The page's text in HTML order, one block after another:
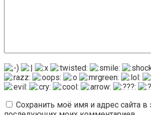
Сохранить моё имя и адрес сайта в